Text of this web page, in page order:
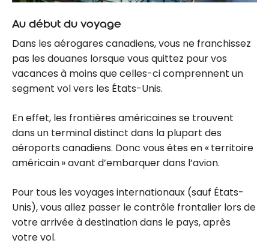
Au début du voyage
Dans les aérogares canadiens, vous ne franchissez
pas les douanes lorsque vous quittez pour vos
vacances à moins que celles-ci comprennent un
segment vol vers les États-Unis.
En effet, les frontières américaines se trouvent
dans un terminal distinct dans la plupart des
aéroports canadiens. Donc vous êtes en « territoire
américain » avant d’embarquer dans l’avion.
Pour tous les voyages internationaux (sauf États-
Unis), vous allez passer le contrôle frontalier lors de
votre arrivée à destination dans le pays, après
votre vol.